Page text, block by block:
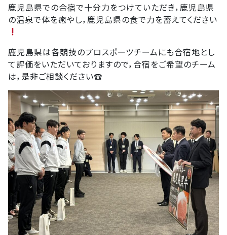
鹿児島県での合宿で十分力をつけていただき，鹿児島県
の温泉で体を癒やし，鹿児島県の食で力を蓄えてください
鹿児島県は各競技のプロスポーツチームにも合宿地とし
て評価をいただいておりますので，合宿をご希望のチーム
は，是非ご相談ください☎